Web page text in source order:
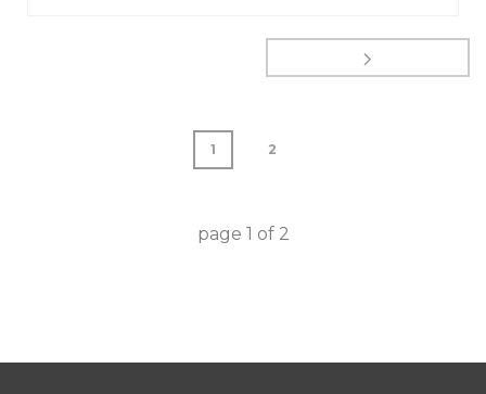
1 2
page 1 of 2